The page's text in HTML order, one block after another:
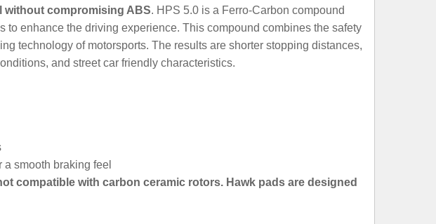
without compromising ABS. HPS 5.0 is a Ferro-Carbon compound
to enhance the driving experience. This compound combines the safety
technology of motorsports. The results are shorter stopping distances,
and street car friendly characteristics.
smooth braking feel
compatible with carbon ceramic rotors. Hawk pads are designed